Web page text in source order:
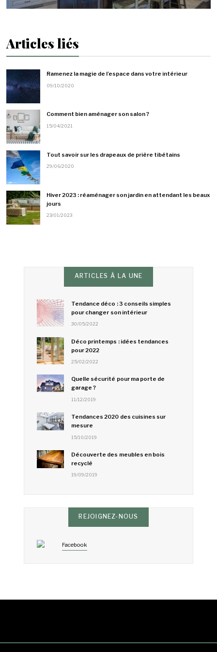
Articles liés
Ramenez la magie de l’espace dans votre intérieur
09/10/2020
Comment bien aménager son salon ?
15/04/2021
Tout savoir sur les drapeaux de prière tibétains
29/06/2020
Hiver 2023 : réaménager son jardin en attendant les beaux
jours
23/01/2023
ARTICLES À LA UNE
Tendance déco : 3 conseils simples
pour changer son intérieur
30/05/2022
Déco printemps : idées tendances
pour 2022
25/02/2022
Quelle sécurité pour ma porte de
garage ?
11/12/2019
Tendances 2020 des cuisines sur
mesure
15/10/2019
Découverte des meubles en bois
recyclé
19/09/2019
REJOIGNEZ-NOUS
Facebook